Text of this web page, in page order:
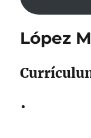
López